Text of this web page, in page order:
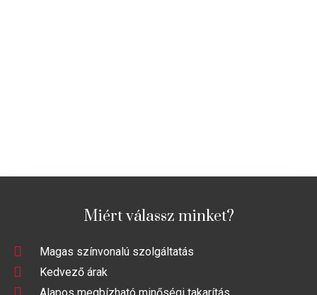
Miért válassz minket?
Magas színvonalú szolgáltatás
Kedvező árak